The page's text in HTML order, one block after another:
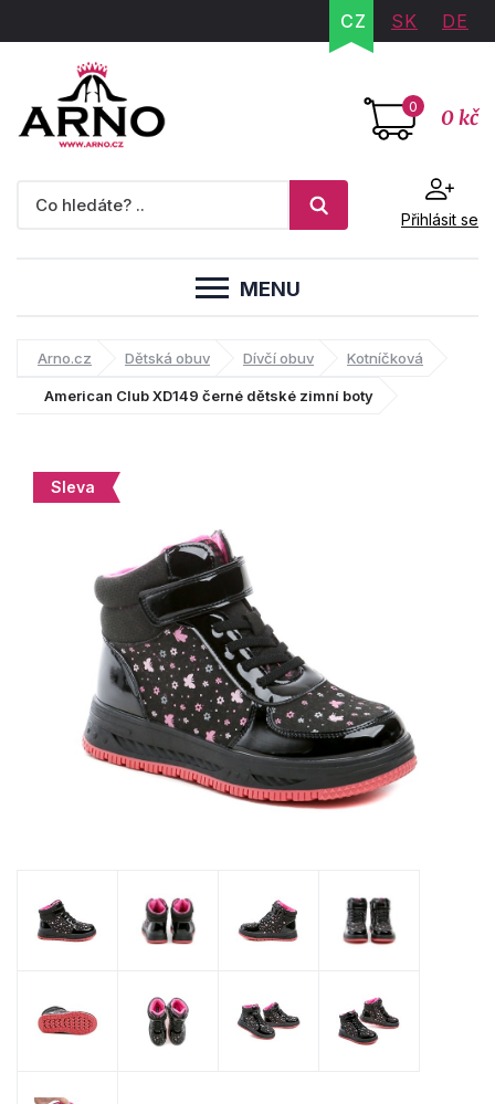
CZ SK DE
0 0 kč
Přihlásit se
MENU
Arno.cz Dětská obuv Dívčí obuv Kotníčková
American Club XD149 černé dětské zimní boty
Sleva